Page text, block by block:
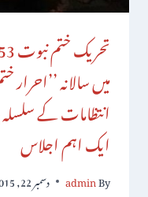
میں سالانہ
انتظامات کے سلسلہ
ایک اہم اجلاس
By
admin دسمبر 22, 2015